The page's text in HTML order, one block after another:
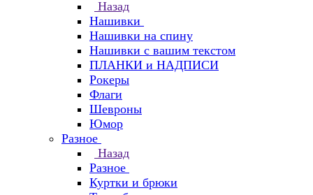
Назад
Нашивки
Нашивки на спину
Нашивки с вашим текстом
ПЛАНКИ и НАДПИСИ
Рокеры
Флаги
Шевроны
Юмор
Разное
Назад
Разное
Куртки и брюки